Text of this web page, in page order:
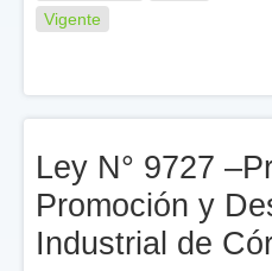
Vigente
Ley N° 9727
Promoción y
Industrial de